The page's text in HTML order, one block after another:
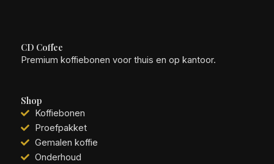
CD Coffee
Premium koffiebonen voor thuis en op kantoor.
Shop
Koffiebonen
Proefpakket
Gemalen koffie
Onderhoud